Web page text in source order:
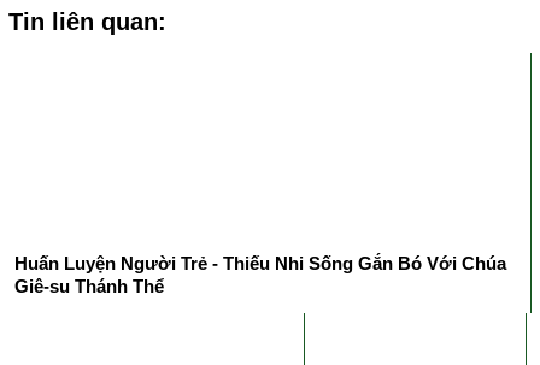
Tin liên quan:
Huấn Luyện Người Trẻ - Thiếu Nhi Sống Gắn Bó Với Chúa
Giê-su Thánh Thể